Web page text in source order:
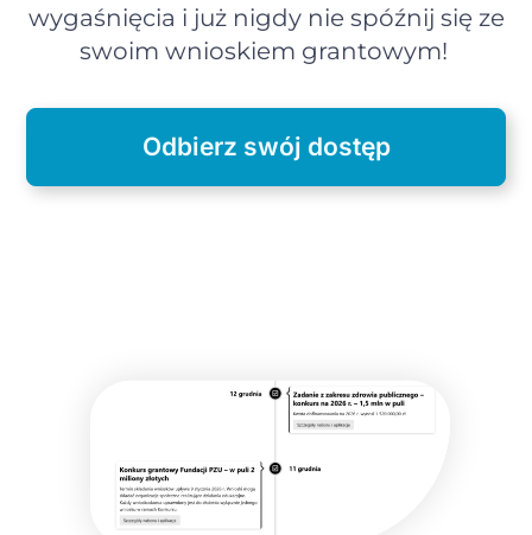
wygaśnięcia i już nigdy nie spóźnij się ze
swoim wnioskiem grantowym!
Odbierz swój dostęp